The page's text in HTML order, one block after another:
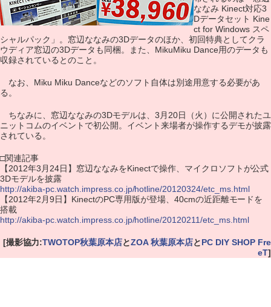
ななみ Kinect対応3
Dデータセット Kine
ct for Windows スペ
シャルパック」。窓辺ななみの3Dデータのほか、初回特典としてクラ
ウディア窓辺の3Dデータも同梱。また、MikuMiku Dance用のデータも
収録されているとのこと。
なお、Miku Miku Danceなどのソフト自体は別途用意する必要があ
る。
ちなみに、窓辺ななみの3Dモデルは、3月20日（火）に公開されたユ
ニットコムのイベントで初公開。イベント来場者が操作するデモが披露
されている。
□関連記事
【2012年3月24日】窓辺ななみをKinectで操作、マイクロソフトが公式
3Dモデルを披露
http://akiba-pc.watch.impress.co.jp/hotline/20120324/etc_ms.html
【2012年2月9日】KinectのPC専用版が登場、40cmの近距離モードを
搭載
http://akiba-pc.watch.impress.co.jp/hotline/20120211/etc_ms.html
[撮影協力:TWOTOP秋葉原本店とZOA 秋葉原本店とPC DIY SHOP Fre
eT]